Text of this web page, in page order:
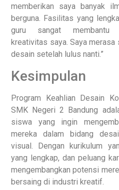
memberikan saya banyak
berguna. Fasilitas yang
guru sangat membantu
kreativitas saya. Saya
desain setelah lulus nanti.”
Kesimpulan
Program Keahlian Desain
SMK Negeri 2 Bandung
siswa yang ingin
mereka dalam bidang
visual. Dengan kurikulum
yang lengkap, dan peluang
mengembangkan potensi
bersaing di industri kreatif.